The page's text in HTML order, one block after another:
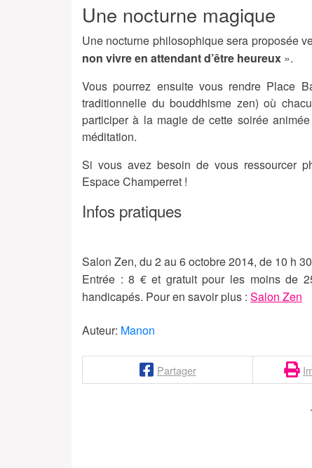
Une nocturne magique
Une nocturne philosophique sera proposée
non vivre en attendant d’être heureux ».
Vous pourrez ensuite vous rendre Place
traditionnelle du bouddhisme zen) où
participer à la magie de cette soirée
méditation.
Si vous avez besoin de vous ressourcer
Espace Champerret !
Infos pratiques
Salon Zen, du 2 au 6 octobre 2014, de 10 h
Entrée : 8 € et gratuit pour les moins de
handicapés. Pour en savoir plus : Salon Zen
Auteur: Manon
Partager